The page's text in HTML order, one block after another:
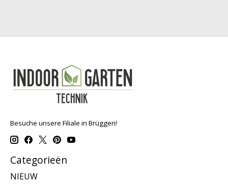
Besuche unsere Filiale in Brüggen!
Categorieën
NIEUW